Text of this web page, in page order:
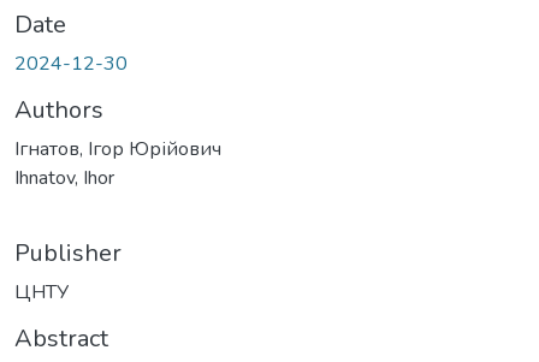
Date
2024-12-30
Authors
Ігнатов, Ігор Юрійович
Ihnatov, Ihor
Publisher
ЦНТУ
Abstract